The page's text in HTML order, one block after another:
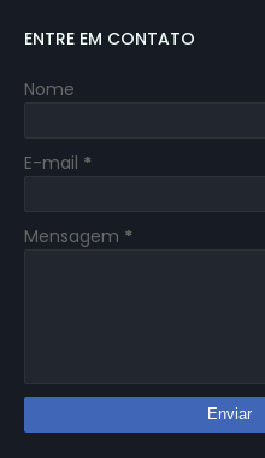
ENTRE EM CONTATO
Nome
E-mail *
Mensagem *